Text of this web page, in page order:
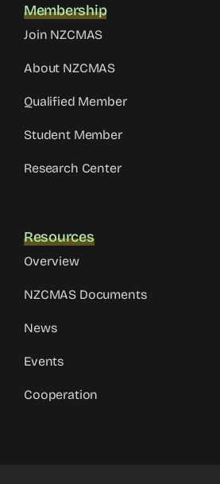
Membership
Join NZCMAS
About NZCMAS
Qualified Member
Student Member
Research Center
Resources
Overview
NZCMAS Documents
News
Events
Cooperation